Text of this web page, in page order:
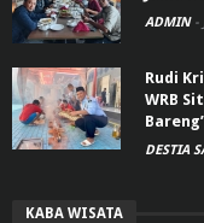
ADMIN -
Rudi
WRB
DESTIA
KABA WISATA